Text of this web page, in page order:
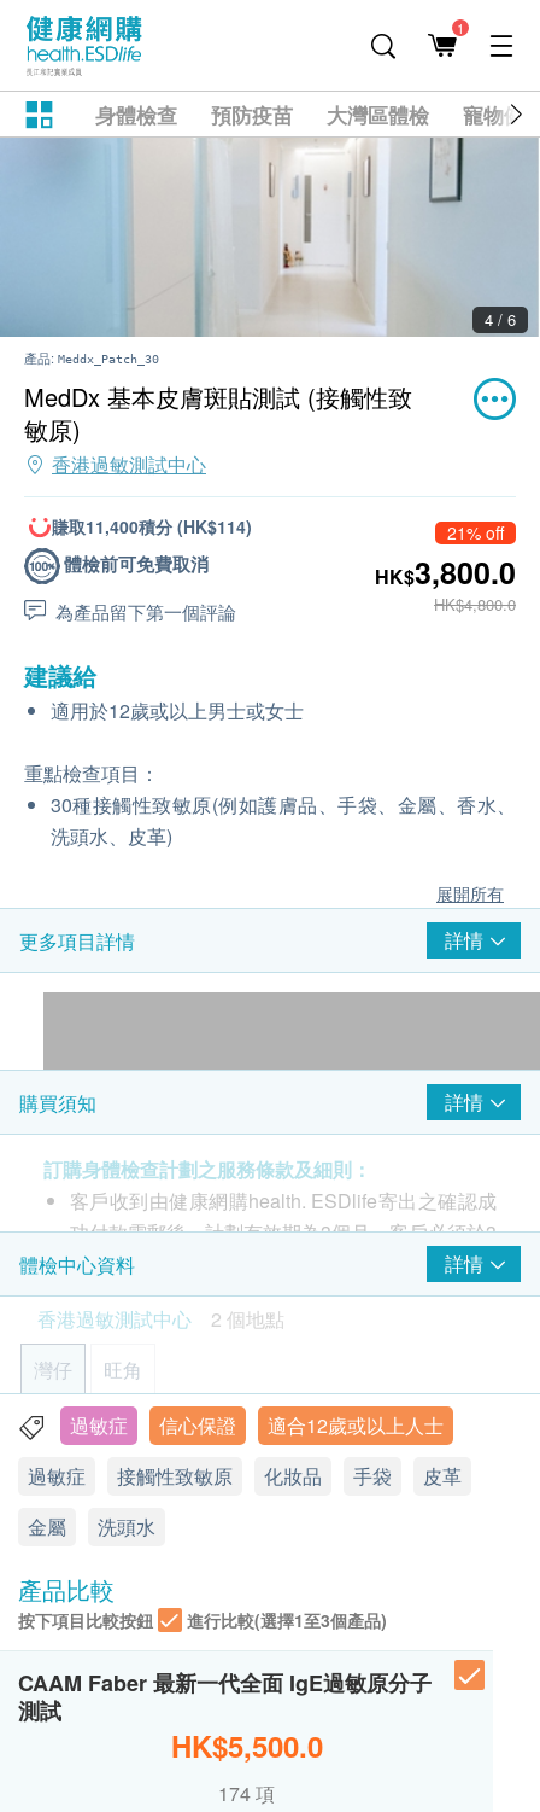
1
身體檢查 預防疫苗 大灣區體檢 寵物健
4 / 6
產品: Meddx_Patch_30
MedDx 基本皮膚斑貼測試 (接觸性致
敏原)
香港過敏測試中心
賺取11,400積分 (HK$114)
體檢前可免費取消
為產品留下第一個評論
21% off
HK$3,800.0
HK$4,800.0
建議給
適用於12歲或以上男士或女士
重點檢查項目：
30種接觸性致敏原(例如護膚品、手袋、金屬、香水、
洗頭水、皮革)
展開所有
更多項目詳情 詳情
**此計劃只於灣仔及旺角檢驗中心提供**
測試 30種接觸性致敏原
適合接觸性皮炎的皮膚過敏試驗, 例如護膚品、手
袋、金屬、香水、洗頭水、皮革等等…
由瑞典Chemotechnique製造
(www.chemotechnique.se/)
獲ISO 13485 及 ISO 9001 國際認證。
報告：大約4 - 7個工作日內完成
接觸性致敏原包括護膚品、化妝品、剃鬚膏、顏料、
藥膏、香水、紡織染料、手套、皮革、傢俬、空氣清
新劑、面膜、紙尿片、印刷油墨、銀器等等，惟部分
士使用後長出紅疹，痕癢難擋。
購買須知 詳情
訂購身體檢查計劃之服務條款及細則：
客戶收到由健康網購health. ESDlife寄出之確認成
功付款電郵後，計劃有效期為3個月，客戶必須於3
個月內(由確認付款日期起計)接受有關測試，逾期
作廢。
進行過敏測試後，因應不同測試計劃，一般情況
下，可於10至14工作天跟進檢查報告。
報告可以電郵給客戶，或客戶可親身往麥迪體檢中
心領取。
訂購一經確認，不設退款。
如有爭議，香港過敏測試中心 及 健康網購 health.
ESDlife 保留最後決定權。
所有測試並非作為醫務診斷或治療用途，是次檢測
只屬篩選測試。
免責聲明：
所有健康檢查/服務並非作為醫務診斷或治療用
途。當閣下身體健康出現任何疾病徵兆時，應立即
諮詢有認可資格的醫生，作出診斷及治療。
本服務/產品由商戶提供。生活易【健康網購
health.ESDlife】並沒有經營或提供本服務/產品。
體檢中心資料
詳情
香港過敏測試中心
2 個地點
灣仔
旺角
灣仔駱克道171-173號22/F
顯示地圖
星期一至五: 9:00a.m – 6:00p.m & 9:00p.m – 10:00p.m
過敏症 信心保證
適合12歲或以上人士
過敏症
接觸性致敏原 化妝品 手袋
皮革
金屬
洗頭水
產品比較
按下項目比較按鈕 進行比較(選擇1至3個產品)
CAAM Faber 最新一代全面 IgE過敏原分子
測試
HK$5,500.0
174 項